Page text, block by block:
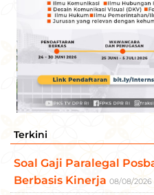
Terkini
Soal Gaji Paralegal
Berbasis Kinerja 08/08/2026